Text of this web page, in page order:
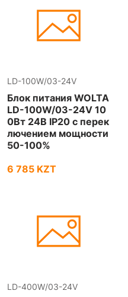
LD-100W/03-24V
Блок питания WOLTA
LD-100W/03-24V 10
0Вт 24В IP20 с перек
лючением мощности
50-100%
6 785 KZT
LD-400W/03-24V